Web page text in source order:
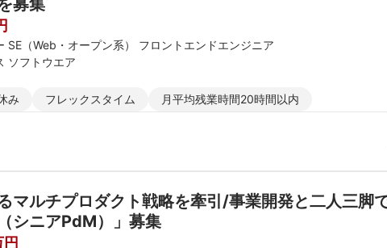
募集
SE（Web・オープン系） フロントエンドエンジニア
ソフトウエア
み フレックスタイム 月平均残業時間20時間以内
マルチプロダクト戦略を牽引/事業開発と二人三脚
シニアPdM）」募集